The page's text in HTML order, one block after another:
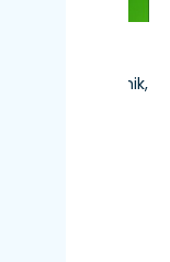
Mikrobiomik,